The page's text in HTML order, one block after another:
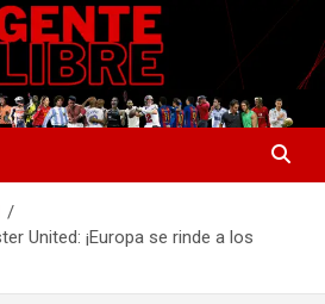
Digital
periodismo deportivo.
United: ¡Europa se rinde a los